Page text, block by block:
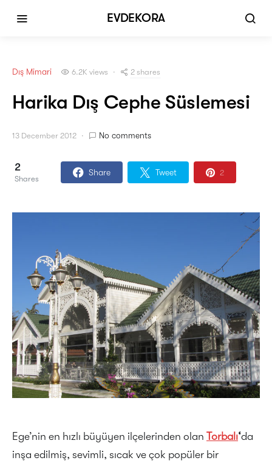
EVDEKORA
Dış Mimari 6.2K views 2 shares
Harika Dış Cephe Süslemesi
13 December 2012 No comments
2
Shares
Share Tweet 2
Ege’nin en hızlı büyüyen ilçelerinden olan Torbalı‘da
inşa edilmiş, sevimli, sıcak ve çok popüler bir